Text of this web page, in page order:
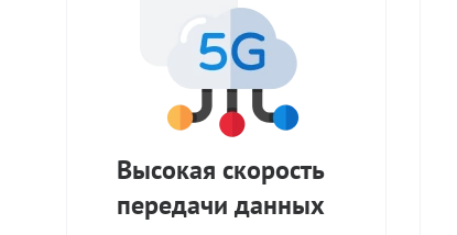
Высокая скорость
передачи данных